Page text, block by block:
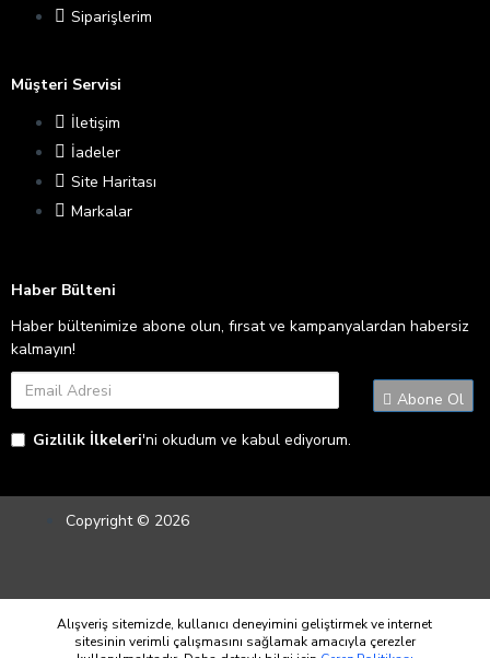
Siparişlerim
Müşteri Servisi
İletişim
İadeler
Site Haritası
Markalar
Haber Bülteni
Haber bültenimize abone olun, fırsat ve kampanyalardan habersiz
kalmayın!
Abone Ol
Gizlilik İlkeleri'ni okudum ve kabul ediyorum.
Copyright © 2026
Alışveriş sitemizde, kullanıcı deneyimini geliştirmek ve internet
sitesinin verimli çalışmasını sağlamak amacıyla çerezler